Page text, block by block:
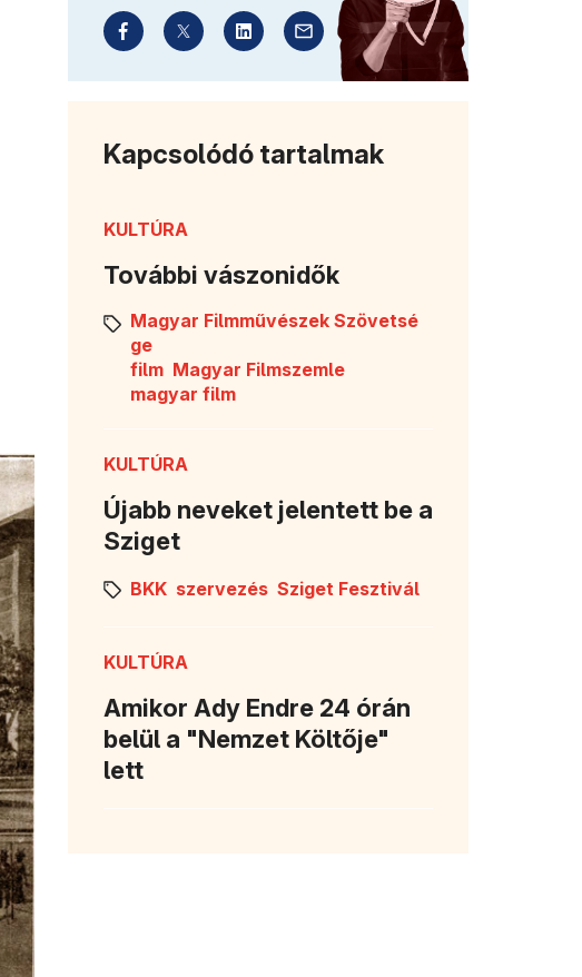
Kapcsolódó tartalmak
KULTÚRA
További vászonidők
Magyar Filmművészek Szövetsé
ge
film Magyar Filmszemle
magyar film
KULTÚRA
Újabb neveket jelentett be a
Sziget
BKK szervezés Sziget Fesztivál
KULTÚRA
Amikor Ady Endre 24 órán
belül a "Nemzet Költője"
lett